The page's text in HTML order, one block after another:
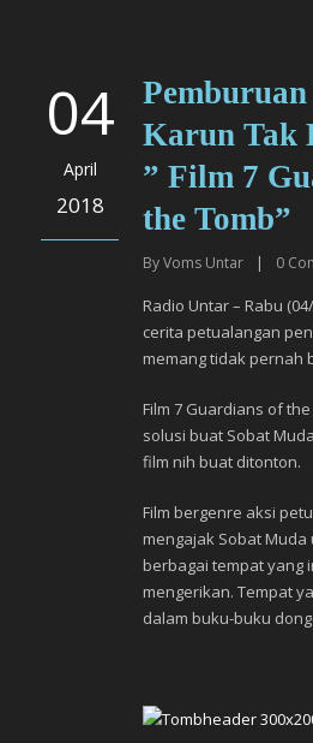
04
April
2018
Karun Tak
” Film 7
the Tomb”
ByVoms Untar | 0
Radio Untar – Rabu
cerita petualangan
memang tidak pernah
Film 7 Guardians of
solusi buat Sobat
film nih buat ditonton.
Film bergenre aksi
mengajak Sobat
berbagai tempat yang
mengerikan. Tempat
dalam buku-buku